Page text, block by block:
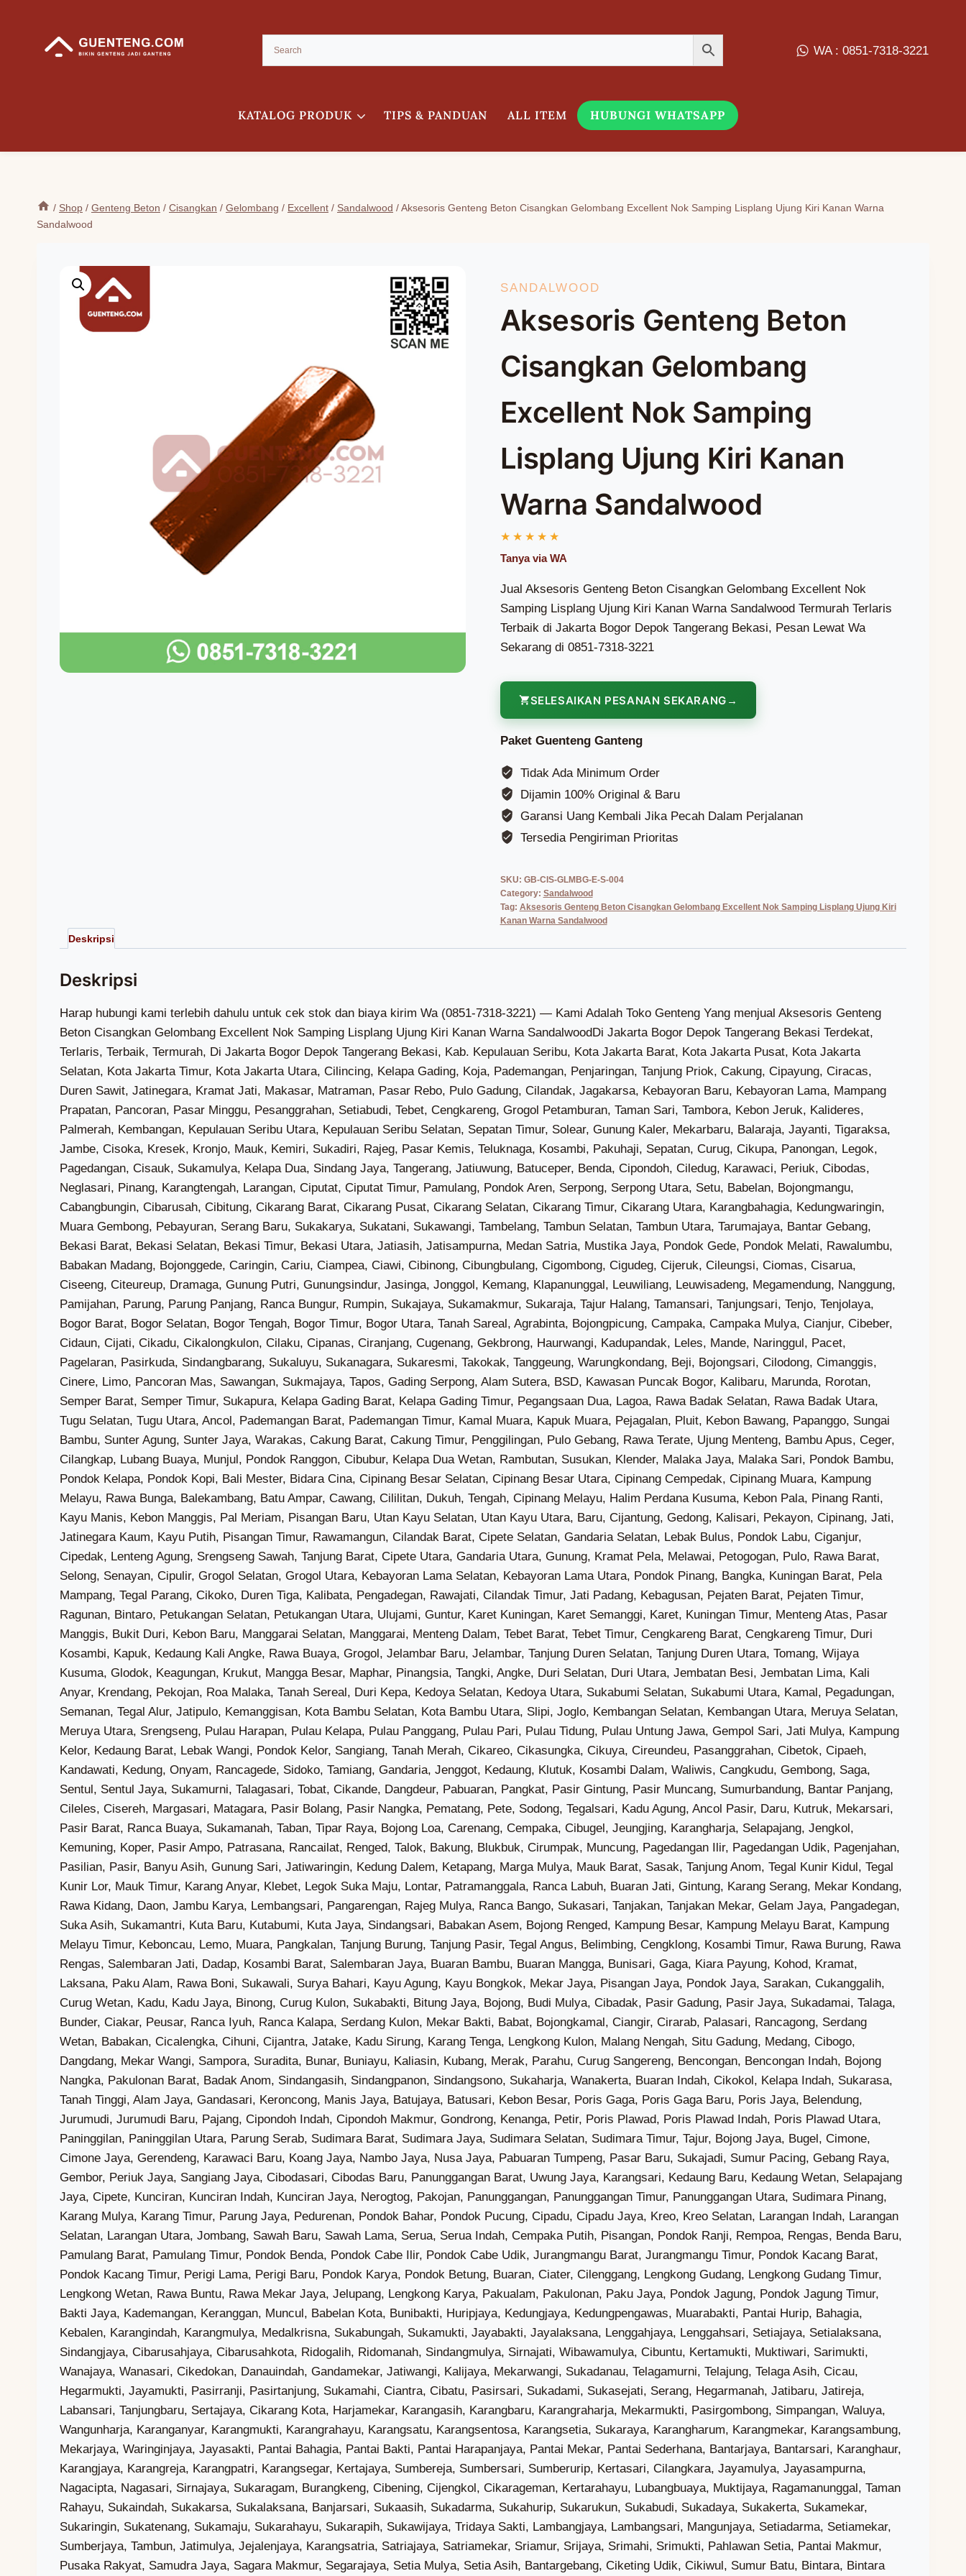
WA : 0851-7318-3221
KATALOG PRODUK TIPS & PANDUAN ALL ITEM HUBUNGI WHATSAPP
/ Shop / Genteng Beton / Cisangkan / Gelombang / Excellent / Sandalwood /Aksesoris Genteng Beton Cisangkan Gelombang Excellent Nok Samping Lisplang Ujung Kiri Kanan Warna
Sandalwood
SANDALWOOD
Aksesoris Genteng Beton
Cisangkan Gelombang
Excellent Nok Samping
Lisplang Ujung Kiri Kanan
Warna Sandalwood
Jual Aksesoris Genteng Beton Cisangkan Gelombang Excellent Nok
Samping Lisplang Ujung Kiri Kanan Warna Sandalwood Termurah Terlaris
Terbaik di Jakarta Bogor Depok Tangerang Bekasi, Pesan Lewat Wa
Sekarang di 0851-7318-3221
SELESAIKAN PESANAN SEKARANG
Paket Guenteng Ganteng
Tidak Ada Minimum Order
Dijamin 100% Original & Baru
Garansi Uang Kembali Jika Pecah Dalam Perjalanan
Tersedia Pengiriman Prioritas
SKU: GB-CIS-GLMBG-E-S-004
Category: Sandalwood
Tag: Aksesoris Genteng Beton Cisangkan Gelombang Excellent Nok Samping Lisplang Ujung Kiri
Kanan Warna Sandalwood
Harap hubungi kami terlebih dahulu untuk cek stok dan biaya kirim Wa (0851-7318-3221) — Kami Adalah Toko Genteng Yang menjual Aksesoris Genteng Beton Cisangkan Gelombang Excellent Nok Samping Lisplang Ujung Kiri Kanan Warna SandalwoodDi Jakarta Bogor Depok Tangerang Bekasi Terdekat, Terlaris, Terbaik, Termurah, Di Jakarta Bogor Depok Tangerang Bekasi, Kab. Kepulauan Seribu, Kota Jakarta Barat, Kota Jakarta Pusat, Kota Jakarta Selatan, Kota Jakarta Timur, Kota Jakarta Utara, Cilincing, Kelapa Gading, Koja, Pademangan, Penjaringan, Tanjung Priok, Cakung, Cipayung, Ciracas, Duren Sawit, Jatinegara, Kramat Jati, Makasar, Matraman, Pasar Rebo, Pulo Gadung, Cilandak, Jagakarsa, Kebayoran Baru, Kebayoran Lama, Mampang Prapatan, Pancoran, Pasar Minggu, Pesanggrahan, Setiabudi, Tebet, Cengkareng, Grogol Petamburan, Taman Sari, Tambora, Kebon Jeruk, Kalideres, Palmerah, Kembangan, Kepulauan Seribu Utara, Kepulauan Seribu Selatan, Sepatan Timur, Solear, Gunung Kaler, Mekarbaru, Balaraja, Jayanti, Tigaraksa, Jambe, Cisoka, Kresek, Kronjo, Mauk, Kemiri, Sukadiri, Rajeg, Pasar Kemis, Teluknaga, Kosambi, Pakuhaji, Sepatan, Curug, Cikupa, Panongan, Legok, Pagedangan, Cisauk, Sukamulya, Kelapa Dua, Sindang Jaya, Tangerang, Jatiuwung, Batuceper, Benda, Cipondoh, Ciledug, Karawaci, Periuk, Cibodas, Neglasari, Pinang, Karangtengah, Larangan, Ciputat, Ciputat Timur, Pamulang, Pondok Aren, Serpong, Serpong Utara, Setu, Babelan, Bojongmangu, Cabangbungin, Cibarusah, Cibitung, Cikarang Barat, Cikarang Pusat, Cikarang Selatan, Cikarang Timur, Cikarang Utara, Karangbahagia, Kedungwaringin, Muara Gembong, Pebayuran, Serang Baru, Sukakarya, Sukatani, Sukawangi, Tambelang, Tambun Selatan, Tambun Utara, Tarumajaya, Bantar Gebang, Bekasi Barat, Bekasi Selatan, Bekasi Timur, Bekasi Utara, Jatiasih, Jatisampurna, Medan Satria, Mustika Jaya, Pondok Gede, Pondok Melati, Rawalumbu, Babakan Madang, Bojonggede, Caringin, Cariu, Ciampea, Ciawi, Cibinong, Cibungbulang, Cigombong, Cigudeg, Cijeruk, Cileungsi, Ciomas, Cisarua, Ciseeng, Citeureup, Dramaga, Gunung Putri, Gunungsindur, Jasinga, Jonggol, Kemang, Klapanunggal, Leuwiliang, Leuwisadeng, Megamendung, Nanggung, Pamijahan, Parung, Parung Panjang, Ranca Bungur, Rumpin, Sukajaya, Sukamakmur, Sukaraja, Tajur Halang, Tamansari, Tanjungsari, Tenjo, Tenjolaya, Bogor Barat, Bogor Selatan, Bogor Tengah, Bogor Timur, Bogor Utara, Tanah Sareal, Agrabinta, Bojongpicung, Campaka, Campaka Mulya, Cianjur, Cibeber, Cidaun, Cijati, Cikadu, Cikalongkulon, Cilaku, Cipanas, Ciranjang, Cugenang, Gekbrong, Haurwangi, Kadupandak, Leles, Mande, Naringgul, Pacet, Pagelaran, Pasirkuda, Sindangbarang, Sukaluyu, Sukanagara, Sukaresmi, Takokak, Tanggeung, Warungkondang, Beji, Bojongsari, Cilodong, Cimanggis, Cinere, Limo, Pancoran Mas, Sawangan, Sukmajaya, Tapos, Gading Serpong, Alam Sutera, BSD, Kawasan Puncak Bogor, Kalibaru, Marunda, Rorotan, Semper Barat, Semper Timur, Sukapura, Kelapa Gading Barat, Kelapa Gading Timur, Pegangsaan Dua, Lagoa, Rawa Badak Selatan, Rawa Badak Utara, Tugu Selatan, Tugu Utara, Ancol, Pademangan Barat, Pademangan Timur, Kamal Muara, Kapuk Muara, Pejagalan, Pluit, Kebon Bawang, Papanggo, Sungai Bambu, Sunter Agung, Sunter Jaya, Warakas, Cakung Barat, Cakung Timur, Penggilingan, Pulo Gebang, Rawa Terate, Ujung Menteng, Bambu Apus, Ceger, Cilangkap, Lubang Buaya, Munjul, Pondok Ranggon, Cibubur, Kelapa Dua Wetan, Rambutan, Susukan, Klender, Malaka Jaya, Malaka Sari, Pondok Bambu, Pondok Kelapa, Pondok Kopi, Bali Mester, Bidara Cina, Cipinang Besar Selatan, Cipinang Besar Utara, Cipinang Cempedak, Cipinang Muara, Kampung Melayu, Rawa Bunga, Balekambang, Batu Ampar, Cawang, Cililitan, Dukuh, Tengah, Cipinang Melayu, Halim Perdana Kusuma, Kebon Pala, Pinang Ranti, Kayu Manis, Kebon Manggis, Pal Meriam, Pisangan Baru, Utan Kayu Selatan, Utan Kayu Utara, Baru, Cijantung, Gedong, Kalisari, Pekayon, Cipinang, Jati, Jatinegara Kaum, Kayu Putih, Pisangan Timur, Rawamangun, Cilandak Barat, Cipete Selatan, Gandaria Selatan, Lebak Bulus, Pondok Labu, Ciganjur, Cipedak, Lenteng Agung, Srengseng Sawah, Tanjung Barat, Cipete Utara, Gandaria Utara, Gunung, Kramat Pela, Melawai, Petogogan, Pulo, Rawa Barat, Selong, Senayan, Cipulir, Grogol Selatan, Grogol Utara, Kebayoran Lama Selatan, Kebayoran Lama Utara, Pondok Pinang, Bangka, Kuningan Barat, Pela Mampang, Tegal Parang, Cikoko, Duren Tiga, Kalibata, Pengadegan, Rawajati, Cilandak Timur, Jati Padang, Kebagusan, Pejaten Barat, Pejaten Timur, Ragunan, Bintaro, Petukangan Selatan, Petukangan Utara, Ulujami, Guntur, Karet Kuningan, Karet Semanggi, Karet, Kuningan Timur, Menteng Atas, Pasar Manggis, Bukit Duri, Kebon Baru, Manggarai Selatan, Manggarai, Menteng Dalam, Tebet Barat, Tebet Timur, Cengkareng Barat, Cengkareng Timur, Duri Kosambi, Kapuk, Kedaung Kali Angke, Rawa Buaya, Grogol, Jelambar Baru, Jelambar, Tanjung Duren Selatan, Tanjung Duren Utara, Tomang, Wijaya Kusuma, Glodok, Keagungan, Krukut, Mangga Besar, Maphar, Pinangsia, Tangki, Angke, Duri Selatan, Duri Utara, Jembatan Besi, Jembatan Lima, Kali Anyar, Krendang, Pekojan, Roa Malaka, Tanah Sereal, Duri Kepa, Kedoya Selatan, Kedoya Utara, Sukabumi Selatan, Sukabumi Utara, Kamal, Pegadungan, Semanan, Tegal Alur, Jatipulo, Kemanggisan, Kota Bambu Selatan, Kota Bambu Utara, Slipi, Joglo, Kembangan Selatan, Kembangan Utara, Meruya Selatan, Meruya Utara, Srengseng, Pulau Harapan, Pulau Kelapa, Pulau Panggang, Pulau Pari, Pulau Tidung, Pulau Untung Jawa, Gempol Sari, Jati Mulya, Kampung Kelor, Kedaung Barat, Lebak Wangi, Pondok Kelor, Sangiang, Tanah Merah, Cikareo, Cikasungka, Cikuya, Cireundeu, Pasanggrahan, Cibetok, Cipaeh, Kandawati, Kedung, Onyam, Rancagede, Sidoko, Tamiang, Gandaria, Jenggot, Kedaung, Klutuk, Kosambi Dalam, Waliwis, Cangkudu, Gembong, Saga, Sentul, Sentul Jaya, Sukamurni, Talagasari, Tobat, Cikande, Dangdeur, Pabuaran, Pangkat, Pasir Gintung, Pasir Muncang, Sumurbandung, Bantar Panjang, Cileles, Cisereh, Margasari, Matagara, Pasir Bolang, Pasir Nangka, Pematang, Pete, Sodong, Tegalsari, Kadu Agung, Ancol Pasir, Daru, Kutruk, Mekarsari, Pasir Barat, Ranca Buaya, Sukamanah, Taban, Tipar Raya, Bojong Loa, Carenang, Cempaka, Cibugel, Jeungjing, Karangharja, Selapajang, Jengkol, Kemuning, Koper, Pasir Ampo, Patrasana, Rancailat, Renged, Talok, Bakung, Blukbuk, Cirumpak, Muncung, Pagedangan Ilir, Pagedangan Udik, Pagenjahan, Pasilian, Pasir, Banyu Asih, Gunung Sari, Jatiwaringin, Kedung Dalem, Ketapang, Marga Mulya, Mauk Barat, Sasak, Tanjung Anom, Tegal Kunir Kidul, Tegal Kunir Lor, Mauk Timur, Karang Anyar, Klebet, Legok Suka Maju, Lontar, Patramanggala, Ranca Labuh, Buaran Jati, Gintung, Karang Serang, Mekar Kondang, Rawa Kidang, Daon, Jambu Karya, Lembangsari, Pangarengan, Rajeg Mulya, Ranca Bango, Sukasari, Tanjakan, Tanjakan Mekar, Gelam Jaya, Pangadegan, Suka Asih, Sukamantri, Kuta Baru, Kutabumi, Kuta Jaya, Sindangsari, Babakan Asem, Bojong Renged, Kampung Besar, Kampung Melayu Barat, Kampung Melayu Timur, Keboncau, Lemo, Muara, Pangkalan, Tanjung Burung, Tanjung Pasir, Tegal Angus, Belimbing, Cengklong, Kosambi Timur, Rawa Burung, Rawa Rengas, Salembaran Jati, Dadap, Kosambi Barat, Salembaran Jaya, Buaran Bambu, Buaran Mangga, Bunisari, Gaga, Kiara Payung, Kohod, Kramat, Laksana, Paku Alam, Rawa Boni, Sukawali, Surya Bahari, Kayu Agung, Kayu Bongkok, Mekar Jaya, Pisangan Jaya, Pondok Jaya, Sarakan, Cukanggalih, Curug Wetan, Kadu, Kadu Jaya, Binong, Curug Kulon, Sukabakti, Bitung Jaya, Bojong, Budi Mulya, Cibadak, Pasir Gadung, Pasir Jaya, Sukadamai, Talaga, Bunder, Ciakar, Peusar, Ranca Iyuh, Ranca Kalapa, Serdang Kulon, Mekar Bakti, Babat, Bojongkamal, Ciangir, Cirarab, Palasari, Rancagong, Serdang Wetan, Babakan, Cicalengka, Cihuni, Cijantra, Jatake, Kadu Sirung, Karang Tenga, Lengkong Kulon, Malang Nengah, Situ Gadung, Medang, Cibogo, Dangdang, Mekar Wangi, Sampora, Suradita, Bunar, Buniayu, Kaliasin, Kubang, Merak, Parahu, Curug Sangereng, Bencongan, Bencongan Indah, Bojong Nangka, Pakulonan Barat, Badak Anom, Sindangasih, Sindangpanon, Sindangsono, Sukaharja, Wanakerta, Buaran Indah, Cikokol, Kelapa Indah, Sukarasa, Tanah Tinggi, Alam Jaya, Gandasari, Keroncong, Manis Jaya, Batujaya, Batusari, Kebon Besar, Poris Gaga, Poris Gaga Baru, Poris Jaya, Belendung, Jurumudi, Jurumudi Baru, Pajang, Cipondoh Indah, Cipondoh Makmur, Gondrong, Kenanga, Petir, Poris Plawad, Poris Plawad Indah, Poris Plawad Utara, Paninggilan, Paninggilan Utara, Parung Serab, Sudimara Barat, Sudimara Jaya, Sudimara Selatan, Sudimara Timur, Tajur, Bojong Jaya, Bugel, Cimone, Cimone Jaya, Gerendeng, Karawaci Baru, Koang Jaya, Nambo Jaya, Nusa Jaya, Pabuaran Tumpeng, Pasar Baru, Sukajadi, Sumur Pacing, Gebang Raya, Gembor, Periuk Jaya, Sangiang Jaya, Cibodasari, Cibodas Baru, Panunggangan Barat, Uwung Jaya, Karangsari, Kedaung Baru, Kedaung Wetan, Selapajang Jaya, Cipete, Kunciran, Kunciran Indah, Kunciran Jaya, Nerogtog, Pakojan, Panunggangan, Panunggangan Timur, Panunggangan Utara, Sudimara Pinang, Karang Mulya, Karang Timur, Parung Jaya, Pedurenan, Pondok Bahar, Pondok Pucung, Cipadu, Cipadu Jaya, Kreo, Kreo Selatan, Larangan Indah, Larangan Selatan, Larangan Utara, Jombang, Sawah Baru, Sawah Lama, Serua, Serua Indah, Cempaka Putih, Pisangan, Pondok Ranji, Rempoa, Rengas, Benda Baru, Pamulang Barat, Pamulang Timur, Pondok Benda, Pondok Cabe Ilir, Pondok Cabe Udik, Jurangmangu Barat, Jurangmangu Timur, Pondok Kacang Barat, Pondok Kacang Timur, Perigi Lama, Perigi Baru, Pondok Karya, Pondok Betung, Buaran, Ciater, Cilenggang, Lengkong Gudang, Lengkong Gudang Timur, Lengkong Wetan, Rawa Buntu, Rawa Mekar Jaya, Jelupang, Lengkong Karya, Pakualam, Pakulonan, Paku Jaya, Pondok Jagung, Pondok Jagung Timur, Bakti Jaya, Kademangan, Keranggan, Muncul, Babelan Kota, Bunibakti, Huripjaya, Kedungjaya, Kedungpengawas, Muarabakti, Pantai Hurip, Bahagia, Kebalen, Karangindah, Karangmulya, Medalkrisna, Sukabungah, Sukamukti, Jayabakti, Jayalaksana, Lenggahjaya, Lenggahsari, Setiajaya, Setialaksana, Sindangjaya, Cibarusah